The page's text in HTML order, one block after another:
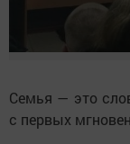
Семья — это
с первых